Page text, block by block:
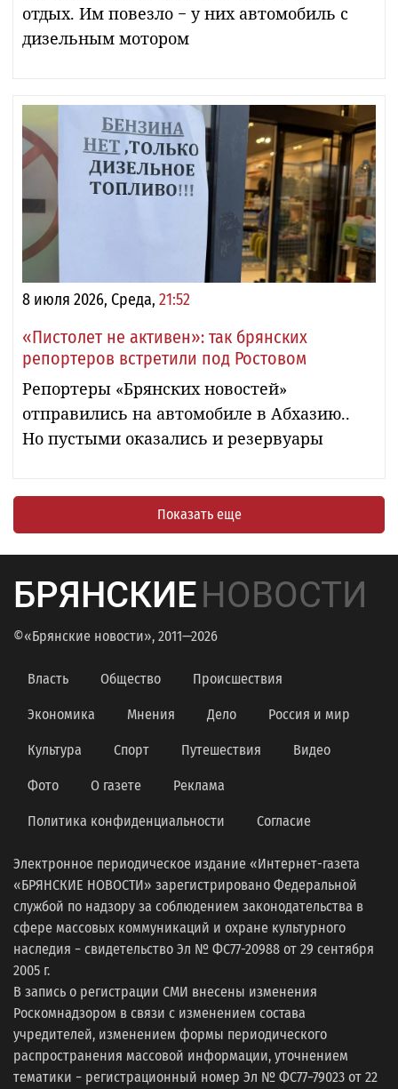
отдых. Им повезло − у них автомобиль с
дизельным мотором
8 июля 2026, Среда, 21:52
«Пистолет не активен»: так брянских
репортеров встретили под Ростовом
Репортеры «Брянских новостей»
отправились на автомобиле в Абхазию..
Но пустыми оказались и резервуары
Показать еще
БРЯНСКИЕНОВОСТИ
©«Брянские новости», 2011—2026
Власть Общество Происшествия
Экономика Мнения Дело Россия и мир
Культура Спорт Путешествия Видео
Фото О газете Реклама
Политика конфиденциальности Согласие
Электронное периодическое издание «Интернет-газета
«БРЯНСКИЕ НОВОСТИ» зарегистрировано Федеральной
службой по надзору за соблюдением законодательства в
сфере массовых коммуникаций и охране культурного
наследия − свидетельство Эл № ФС77-20988 от 29 сентября
2005 г.
В запись о регистрации СМИ внесены изменения
Роскомнадзором в связи с изменением состава
учредителей, изменением формы периодического
распространения массовой информации, уточнением
тематики − регистрационный номер Эл № ФС77−79023 от 22